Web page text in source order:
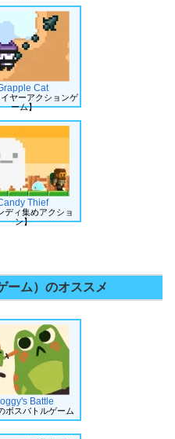
Cat
イヤーアクションゲ
ーム】
Thief
ディ集めアクショ
ン】
ーム）のオススメ
Battle
ボスバトルゲーム